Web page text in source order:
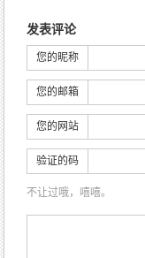
发表评论
您的昵称
您的邮箱
您的网站
验证的码
不让过哦，嘻嘻。